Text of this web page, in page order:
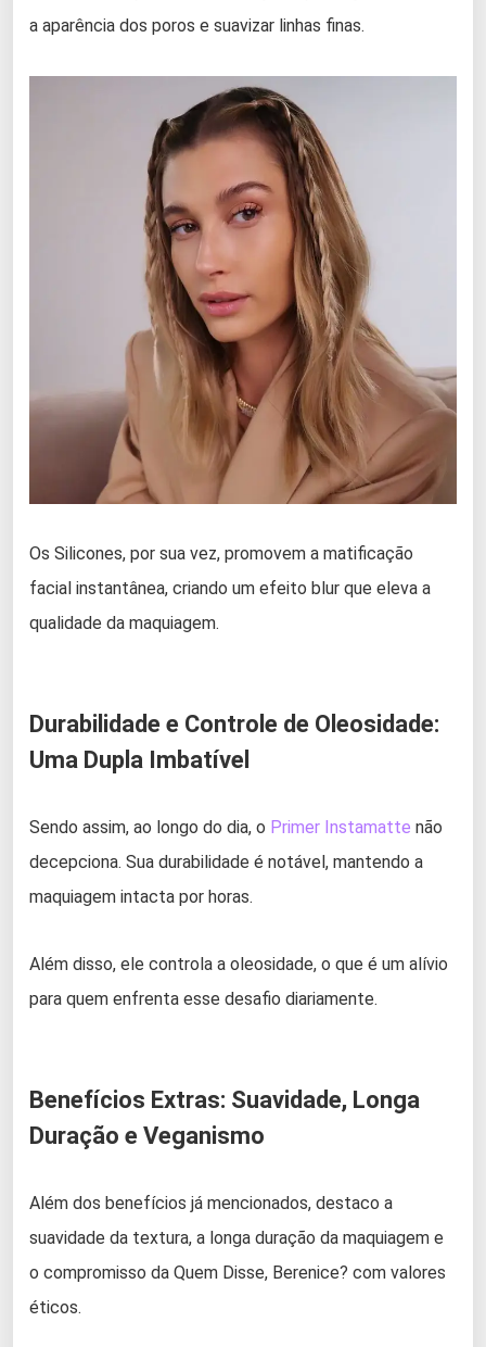
a aparência dos poros e suavizar linhas finas.
Os Silicones, por sua vez, promovem a matificação
facial instantânea, criando um efeito blur que eleva a
qualidade da maquiagem.
Durabilidade e Controle de Oleosidade:
Uma Dupla Imbatível
Sendo assim, ao longo do dia, o Primer Instamatte não
decepciona. Sua durabilidade é notável, mantendo a
maquiagem intacta por horas.
Além disso, ele controla a oleosidade, o que é um alívio
para quem enfrenta esse desafio diariamente.
Benefícios Extras: Suavidade, Longa
Duração e Veganismo
Além dos benefícios já mencionados, destaco a
suavidade da textura, a longa duração da maquiagem e
o compromisso da Quem Disse, Berenice? com valores
éticos.